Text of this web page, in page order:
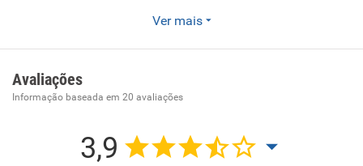
Ver mais
Avaliações
Informação baseada em 20 avaliações
3,9